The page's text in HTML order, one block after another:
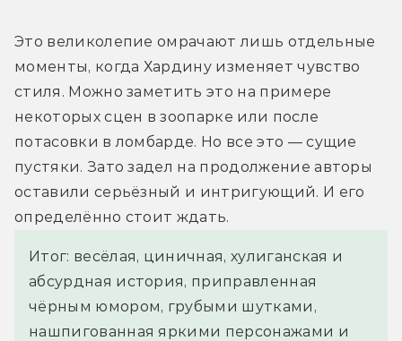
Это великолепие омрачают лишь отдельные
моменты, когда Хардину изменяет чувство
стиля. Можно заметить это на примере
некоторых сцен в зоопарке или после
потасовки в ломбарде. Но все это — сущие
пустяки. Зато задел на продолжение авторы
оставили серьёзный и интригующий. И его
определённо стоит ждать.
Итог: весёлая, циничная, хулиганская и
абсурдная история, приправленная
чёрным юмором, грубыми шутками,
нашпигованная яркими персонажами и